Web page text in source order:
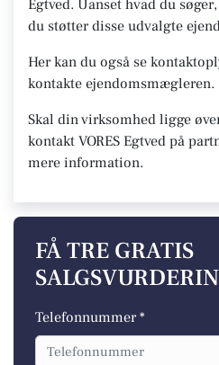
Egtved. Uanset hvad du
du støtter disse udvalgte
Her kan du også se
kontakte ejendomsmægleren.
Skal din virksomhed ligge
kontakt VORES Egtved på
mere information.
FÅ TRE GRATIS
Telefonnummer *